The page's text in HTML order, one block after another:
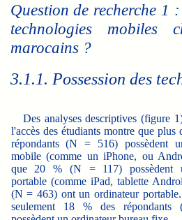
Question de recherche 1
technologies mobiles
marocains ?
3.1.1. Possession des
Des analyses descriptives (figure
l'accès des étudiants montre que plus
répondants (N = 516) possèdent
mobile (comme un iPhone, ou
que 20 % (N = 117) possèdent
portable (comme iPad, tablette
(N = 463) ont un ordinateur
seulement 18 % des